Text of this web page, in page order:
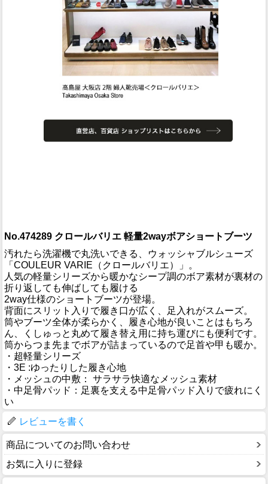
No.474289 クロールバリエ 軽量2wayボアショートブーツ
汚れたら洗濯機で丸洗いできる、ウォッシャブルシューズ
「COULEUR VARIE（クロールバリエ）」。
人気の軽量シリーズから暖かなシープ調のボア素材が裏材の
折り返しても伸ばしても履ける
2way仕様のショートブーツが登場。
背面にスリット入りで履き口が広く、足入れがスムーズ。
筒やブーツ全体が柔らかく、履き心地が良いことはもちろ
ん、くしゅっと丸めて履き替え用に持ち運びにも便利です。
筒からつま先までボアが詰まっているので足首や甲も暖か。
・超軽量シリーズ
・3E :ゆったりした履き心地
・メッシュの中敷： サラサラ快適なメッシュ素材
・中足骨パッド：足裏を支える中足骨パッド入りで疲れにく
い
レビューを書く
商品についてのお問い合わせ
お気に入りに登録